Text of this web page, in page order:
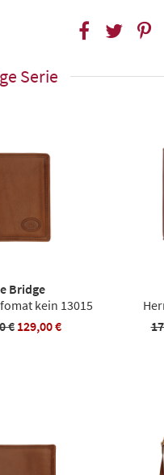
Serie
Bridge
kein 13015
€ 129,00 €